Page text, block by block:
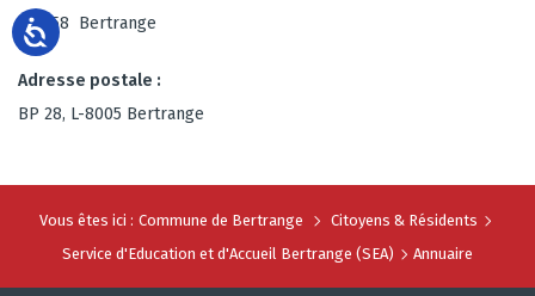
L-8058 Bertrange
Adresse postale :
BP 28, L-8005 Bertrange
Vous êtes ici : Commune de Bertrange
Citoyens & Résidents
Service d'Education et d'Accueil Bertrange (SEA)
Annuaire